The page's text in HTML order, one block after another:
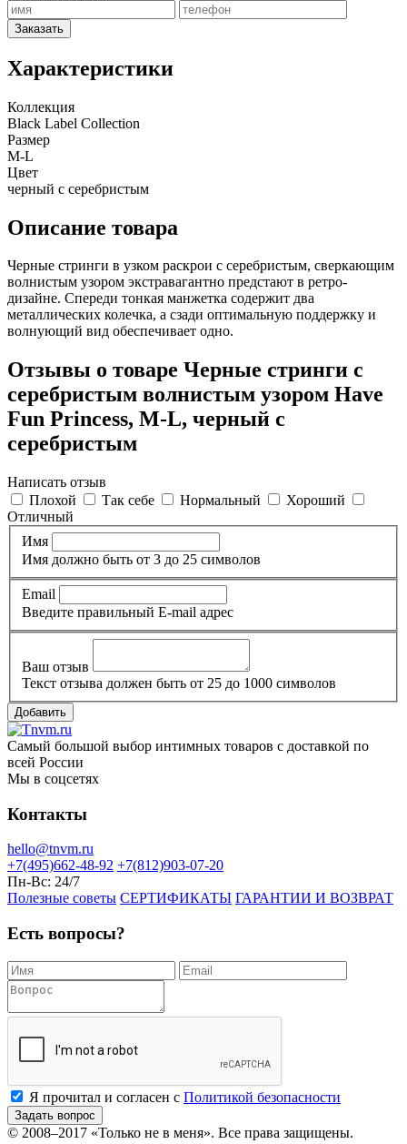
Заказать
Характеристики
Коллекция
Black Label Collection
Размер
M-L
Цвет
черный с серебристым
Описание товара
Черные стринги в узком раскрои с серебристым, сверкающим
волнистым узором экстравагантно предстают в ретро-
дизайне. Спереди тонкая манжетка содержит два
металлических колечка, а сзади оптимальную поддержку и
волнующий вид обеспечивает одно.
Отзывы о товаре Черные стринги с
серебристым волнистым узором Have
Fun Princess, M-L, черный с
серебристым
Написать отзыв
Плохой
Так себе Нормальный
Хороший
Отличный
Имя
Имя должно быть от 3 до 25 символов
Email
Введите правильный E-mail адрес
Ваш отзыв
Текст отзыва должен быть от 25 до 1000 символов
Добавить
Самый большой выбор интимных товаров с доставкой по
всей России
Мы в соцсетях
Контакты
hello@tnvm.ru
+7(495)662-48-92 +7(812)903-07-20
Пн-Вс: 24/7
Полезные советы СЕРТИФИКАТЫ ГАРАНТИИ И ВОЗВРАТ
Есть вопросы?
Я прочитал и согласен с Политикой безопасности
Задать вопрос
© 2008–2017 «Только не в меня». Все права защищены.